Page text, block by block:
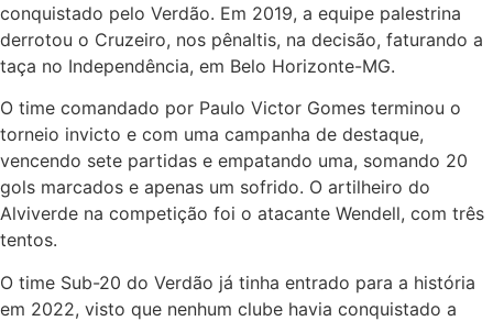
conquistado pelo Verdão. Em 2019, a equipe palestrina
derrotou o Cruzeiro, nos pênaltis, na decisão, faturando a
taça no Independência, em Belo Horizonte-MG.
O time comandado por Paulo Victor Gomes terminou o
torneio invicto e com uma campanha de destaque,
vencendo sete partidas e empatando uma, somando 20
gols marcados e apenas um sofrido. O artilheiro do
Alviverde na competição foi o atacante Wendell, com três
tentos.
O time Sub-20 do Verdão já tinha entrado para a história
em 2022, visto que nenhum clube havia conquistado a